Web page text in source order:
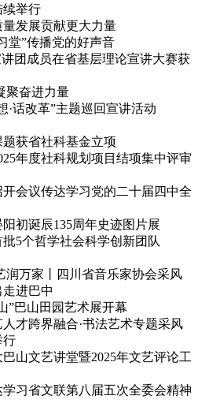
续举行
发展贡献更大力量
堂”传播党的好声音
团成员在省基层理论宣讲大赛获
聚奋进力量
·话改革”主题巡回宣讲活动
获省社科基金立项
年度社科规划项目结项集中评审
会议传达学习党的二十届四中全
初诞辰135周年史迹图片展
5个哲学社会科学创新团队
润万家丨四川省音乐家协会采风
进巴中
”巴山田园艺术展开幕
才跨界融合·书法艺术专题采风
行
山文艺讲堂暨2025年文艺评论工
习省文联第八届五次全委会精神